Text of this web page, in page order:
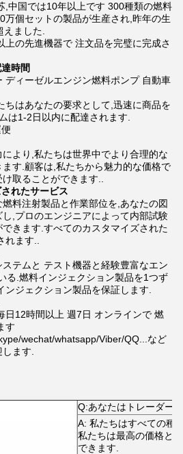
,中国では10年以上です 300種類の燃料
万個セットの製品が生産され,昨年の生
ました.
の先進機器で 注文品を完璧に完成さ
時間
ディーゼルエンジン燃料ポンプ 自動車
ちはあなたの要求として,迅速に商品を
は1-2日以内に配達されます.
より,私たちは世界中でより合理的な
す.顧客は,私たちから魅力的な価格で
取ることができます..
れたサービス
料注射製品と作業部位を,あなたの図
,プロのエンジニアによって内部試験
きます.すべてのカスタマイズされた
ます..
テムと テスト機器と経験豊富なエン
る.燃料インジェクション製品を1つず
ジェクション製品を保証します.
日12時間以上 週7日 オンラインで 燃
す
wechat/whatsapp/Viber/QQ...など
ます.
Q:あなたはトレーダー
A: 私たちはすべての種
私たちは最高の価格と
できます.